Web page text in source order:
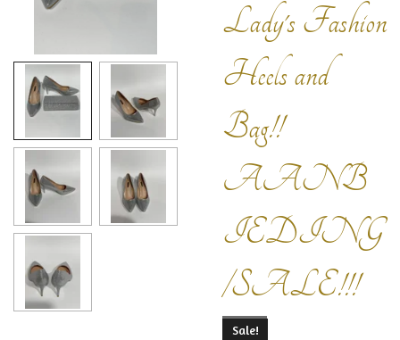
Lady's Fashion
Heels and
Bag!!
AANB
IEDING
/SALE!!!
Sale!